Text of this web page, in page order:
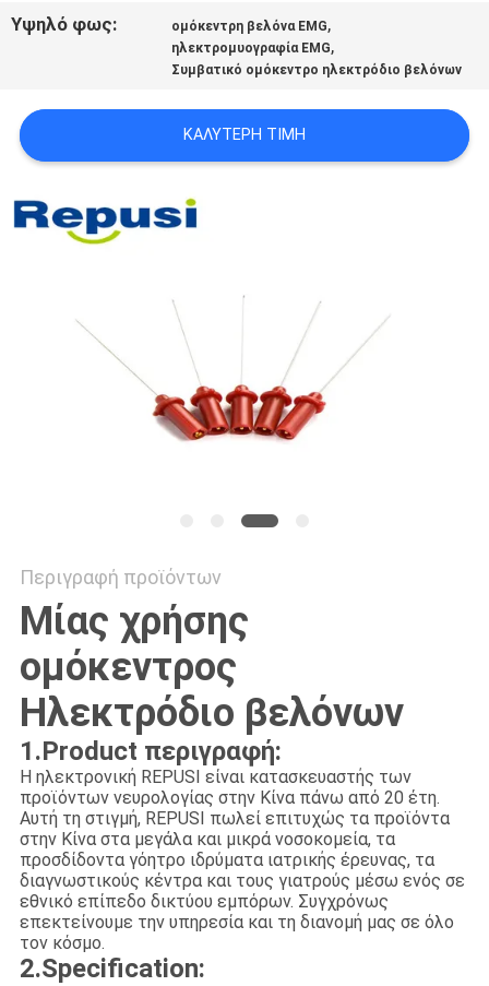
ΖΗΤΉΣΤΕ
SITEMAP
PRIVACY
Υψηλό φως: ομόκεντρη βελόνα EMG,
ηλεκτρομυογραφία EMG,
Συμβατικό ομόκεντρο ηλεκτρόδιο βελόνων
ΚΑΛΎΤΕΡΗ ΤΙΜΉ
Περιγραφή προϊόντων
Μίας χρήσης
ομόκεντρος
Ηλεκτρόδιο βελόνων
1.Product περιγραφή:
Η ηλεκτρονική REPUSI είναι κατασκευαστής των
προϊόντων νευρολογίας στην Κίνα πάνω από 20 έτη.
Αυτή τη στιγμή, REPUSI πωλεί επιτυχώς τα προϊόντα
στην Κίνα στα μεγάλα και μικρά νοσοκομεία, τα
προσδίδοντα γόητρο ιδρύματα ιατρικής έρευνας, τα
διαγνωστικούς κέντρα και τους γιατρούς μέσω ενός σε
εθνικό επίπεδο δικτύου εμπόρων. Συγχρόνως
επεκτείνουμε την υπηρεσία και τη διανομή μας σε όλο
τον κόσμο.
2.Specification: